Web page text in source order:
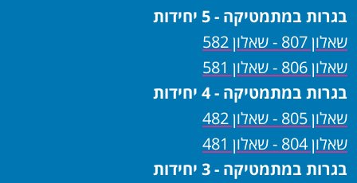
בגרות במתמטיקה - 5 יחידות
שאלון 807 - שאלון 582
שאלון 806 - שאלון 581
בגרות במתמטיקה - 4 יחידות
שאלון 805 - שאלון 482
שאלון 804 - שאלון 481
בגרות במתמטיקה - 3 יחידות